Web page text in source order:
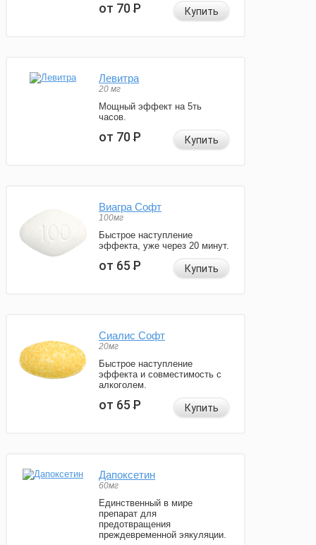
от 70Р Купить
Левитра
20 мг
Мощный эффект на 5ть
часов.
от 70Р Купить
Виагра Софт
100мг
Быстрое наступление
эффекта, уже через 20 минут.
от 65Р Купить
Сиалис Софт
20мг
Быстрое наступление
эффекта и совместимость с
алкоголем.
от 65Р Купить
Дапоксетин
60мг
Единственный в мире
препарат для
предотвращения
преждевременной эякуляции.